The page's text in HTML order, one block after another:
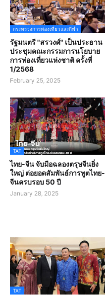
กระทรวงการท่องเที่ยวและกีฬา
รัฐมนตรี "สรวงศ์" เป็นประธาน
ประชุมคณะกรรมการนโยบาย
การท่องเที่ยวแห่งชาติ ครั้งที่
1/2568
February 25, 2025
TAT
ไทย-จีน จับมือฉลองตรุษจีนยิ่ง
ใหญ่ ต่อยอดสัมพันธ์การทูตไทย-
จีนครบรอบ 50 ปี
January 28, 2025
TAT